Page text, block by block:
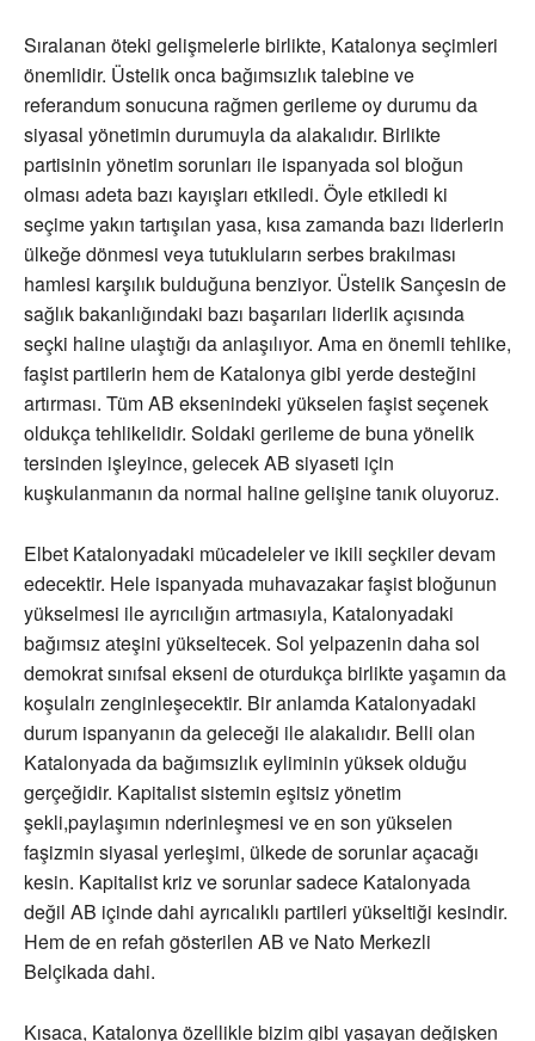
Sıralanan öteki gelişmelerle birlikte, Katalonya seçimleri
önemlidir. Üstelik onca bağımsızlık talebine ve
referandum sonucuna rağmen gerileme oy durumu da
siyasal yönetimin durumuyla da alakalıdır. Birlikte
partisinin yönetim sorunları ile ispanyada sol bloğun
olması adeta bazı kayışları etkiledi. Öyle etkiledi ki
seçime yakın tartışılan yasa, kısa zamanda bazı liderlerin
ülkeğe dönmesi veya tutukluların serbes brakılması
hamlesi karşılık bulduğuna benziyor. Üstelik Sançesin de
sağlık bakanlığındaki bazı başarıları liderlik açısında
seçki haline ulaştığı da anlaşılıyor. Ama en önemli tehlike,
faşist partilerin hem de Katalonya gibi yerde desteğini
artırması. Tüm AB eksenindeki yükselen faşist seçenek
oldukça tehlikelidir. Soldaki gerileme de buna yönelik
tersinden işleyince, gelecek AB siyaseti için
kuşkulanmanın da normal haline gelişine tanık oluyoruz.
Elbet Katalonyadaki mücadeleler ve ikili seçkiler devam
edecektir. Hele ispanyada muhavazakar faşist bloğunun
yükselmesi ile ayrıcılığın artmasıyla, Katalonyadaki
bağımsız ateşini yükseltecek. Sol yelpazenin daha sol
demokrat sınıfsal ekseni de oturdukça birlikte yaşamın da
koşulalrı zenginleşecektir. Bir anlamda Katalonyadaki
durum ispanyanın da geleceği ile alakalıdır. Belli olan
Katalonyada da bağımsızlık eyliminin yüksek olduğu
gerçeğidir. Kapitalist sistemin eşitsiz yönetim
şekli,paylaşımın nderinleşmesi ve en son yükselen
faşizmin siyasal yerleşimi, ülkede de sorunlar açacağı
kesin. Kapitalist kriz ve sorunlar sadece Katalonyada
değil AB içinde dahi ayrıcalıklı partileri yükseltiği kesindir.
Hem de en refah gösterilen AB ve Nato Merkezli
Belçikada dahi.
Kısaca, Katalonya özellikle bizim gibi yaşayan değişken